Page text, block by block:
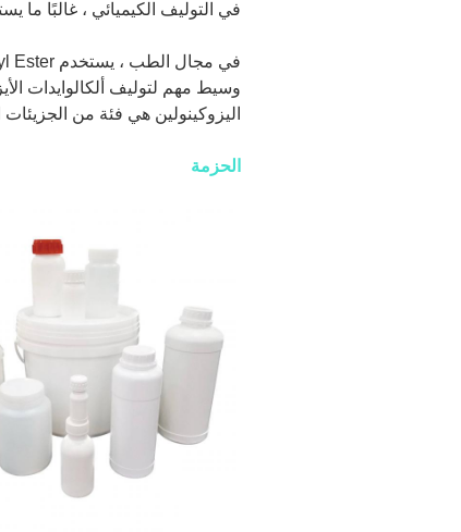
في التوليف الكيميائي ، غالبًا
اليزوكينولين هي فئة من الجزيئات
الحزمة